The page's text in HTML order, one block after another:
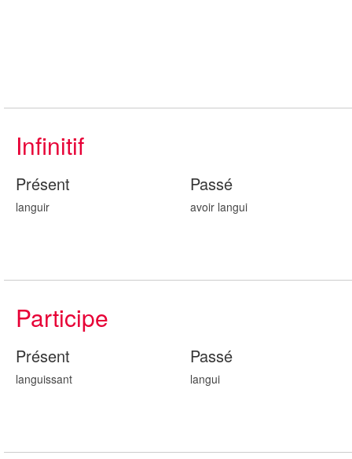
Infinitif
Présent
languir
Passé
avoir langui
Participe
Présent
languissant
Passé
langui